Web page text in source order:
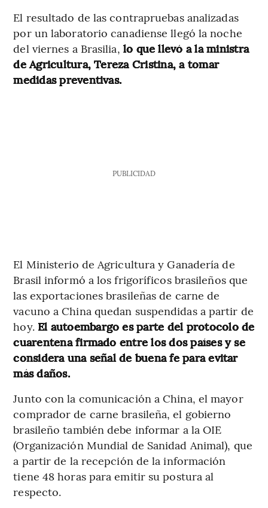
El resultado de las contrapruebas analizadas
por un laboratorio canadiense llegó la noche
del viernes a Brasilia, lo que llevó a la ministra
de Agricultura, Tereza Cristina, a tomar
medidas preventivas.
PUBLICIDAD
El Ministerio de Agricultura y Ganadería de
Brasil informó a los frigoríficos brasileños que
las exportaciones brasileñas de carne de
vacuno a China quedan suspendidas a partir de
hoy. El autoembargo es parte del protocolo de
cuarentena firmado entre los dos países y se
considera una señal de buena fe para evitar
más daños.
Junto con la comunicación a China, el mayor
comprador de carne brasileña, el gobierno
brasileño también debe informar a la OIE
(Organización Mundial de Sanidad Animal), que
a partir de la recepción de la información
tiene 48 horas para emitir su postura al
respecto.